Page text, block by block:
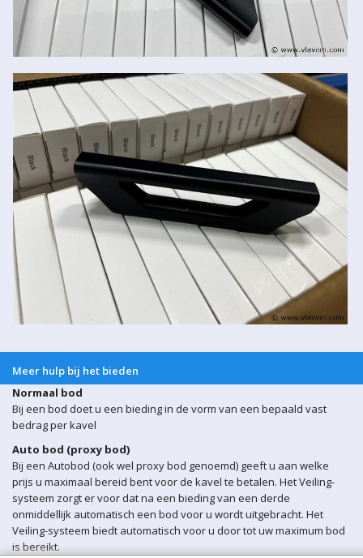
Meer hulp bij het bieden
Normaal bod
Bij een bod doet u een bieding in de vorm van een bepaald vast
bedrag per kavel
Auto bod (proxy bod)
Bij een Autobod (ook wel proxy bod genoemd) geeft u aan welke
prijs u maximaal bereid bent voor de kavel te betalen. Het Veiling-
systeem zorgt er voor dat na een bieding van een derde
onmiddellijk automatisch een bod voor u wordt uitgebracht. Het
Veiling-systeem biedt automatisch voor u door tot uw maximum bod
is bereikt.